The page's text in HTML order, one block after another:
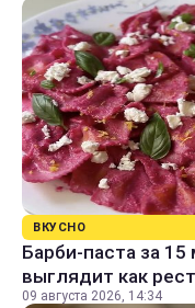
ВКУСНО
Барби-паста за
выглядит как
09 августа 2026, 14:34